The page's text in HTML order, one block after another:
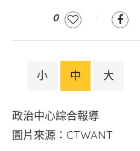
0
小 中 大
政治中心綜合報導
圖片來源：